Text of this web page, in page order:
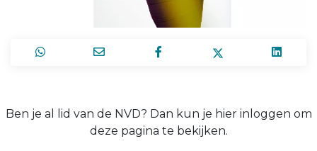
Ben je al lid van de NVD? Dan kun je hier inloggen om
deze pagina te bekijken.